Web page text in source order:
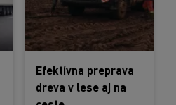
Efektívna preprava
dreva v lese aj na